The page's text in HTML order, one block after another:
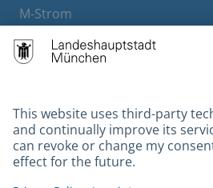
M-Strom
Hotels
Contact
Barrierefreiheit
Leichte Sprache